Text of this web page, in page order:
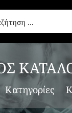
Κατηγορίες